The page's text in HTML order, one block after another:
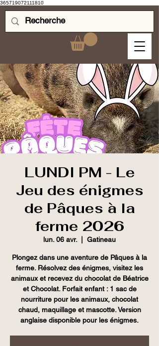
365719072111810
LUNDI PM - Le
Jeu des énigmes
de Pâques à la
ferme 2026
lun. 06 avr.
  |
Gatineau
Plongez dans une aventure de Pâques à la
ferme. Résolvez des énigmes, visitez les
animaux et recevez du chocolat de Béatrice
et Chocolat. Forfait enfant : 1 sac de
nourriture pour les animaux, chocolat
chaud, maquillage et mascotte. Version
anglaise disponible pour les énigmes.